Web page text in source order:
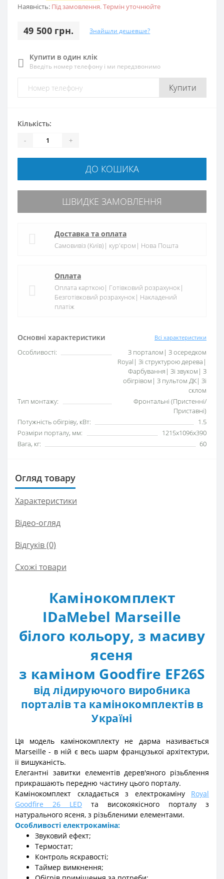
Наявність: Під замовлення. Термін уточнюйте
49 500 грн. Знайшли дешевше?
Купити в один клік
Введіть номер телефону і ми передзвонимо
Купити
Основні характеристики Всі характеристики
Особливості:
З порталом| З осередком
Royal| Зі структурою дерева|
Фарбування| Зі звуком| З
обігрівом| З пультом ДК| Зі
склом
Тип монтажу:
Фронтальні (Пристенні/
Приставні)
Потужність обігріву, кВт:
1.5
Розміри порталу, мм:
1215x1096x390
Вага, кг:
60
Кількість:
- +
ДО КОШИКА
ШВИДКЕ ЗАМОВЛЕННЯ
Доставка та оплата
Самовивіз (Київ)| кур'єром| Нова Пошта
Оплата
Оплата карткою| Готівковий розрахунок|
Безготівковий розрахунок| Накладений
платіж
Огляд товару
Характеристики
Відео-огляд
Відгуків (0)
Схожі товари
Камінокомплект
IDaMebel Marseille
білого кольору, з масиву
ясеня
з каміном Goodfire EF26S
від лідируючого виробника
порталів та камінокомплектів в
Україні
Ця модель камінокомплекту не дарма називається
Marseille - в ній є весь шарм французької архітектури,
її вишуканість.
Елегантні завитки елементів дерев'яного різьблення
прикрашають передню частину цього порталу.
Камінокомплект складається з електрокаміну Royal
Goodfire 26 LED та високоякісного порталу з
натурального ясеня, з різьбленими елементами.
Особливості електрокаміна:
Звуковий ефект;
Термостат;
Контроль яскравості;
Таймер вимкнення;